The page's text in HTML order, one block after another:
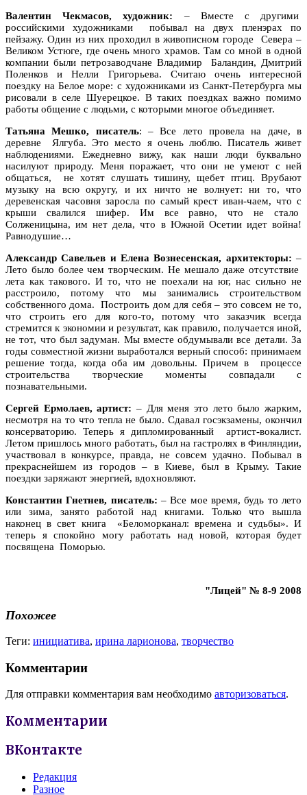
Валентин Чекмасов, художник: – Вместе с другими
российскими художниками побывал на двух пленэрах по
пейзажу. Один из них проходил в живописном городе Севера –
Великом Устюге, где очень много храмов. Там со мной в одной
компании были петрозаводчане Владимир Баландин, Дмитрий
Поленков и Нелли Григорьева. Считаю очень интересной
поездку на Белое море: с художниками из Санкт-Петербурга мы
рисовали в селе Шуерецкое. В таких поездках важно помимо
работы общение с людьми, с которыми многое объединяет.
Татьяна Мешко, писатель: – Все лето провела на даче, в
деревне Ялгуба. Это место я очень люблю. Писатель живет
наблюдениями. Ежедневно вижу, как наши люди буквально
насилуют природу. Меня поражает, что они не умеют с ней
общаться, не хотят слушать тишину, щебет птиц. Врубают
музыку на всю округу, и их ничто не волнует: ни то, что
деревенская часовня заросла по самый крест иван-чаем, что с
крыши свалился шифер. Им все равно, что не стало
Солженицына, им нет дела, что в Южной Осетии идет война!
Равнодушие…
Александр Савельев и Елена Вознесенская, архитекторы: –
Лето было более чем творческим. Не мешало даже отсутствие
лета как такового. И то, что не поехали на юг, нас сильно не
расстроило, потому что мы занимались строительством
собственного дома. Построить дом для себя – это совсем не то,
что строить его для кого-то, потому что заказчик всегда
стремится к экономии и результат, как правило, получается иной,
не тот, что был задуман. Мы вместе обдумывали все детали. За
годы совместной жизни выработался верный способ: принимаем
решение тогда, когда оба им довольны. Причем в процессе
строительства творческие моменты совпадали с
познавательными.
Сергей Ермолаев, артист: – Для меня это лето было жарким,
несмотря на то что тепла не было. Сдавал госэкзамены, окончил
консерваторию. Теперь я дипломированный артист-вокалист.
Летом пришлось много работать, был на гастролях в Финляндии,
участвовал в конкурсе, правда, не совсем удачно. Побывал в
прекраснейшем из городов – в Киеве, был в Крыму. Такие
поездки заряжают энергией, вдохновляют.
Константин Гнетнев, писатель: – Все мое время, будь то лето
или зима, занято работой над книгами. Только что вышла
наконец в свет книга «Беломорканал: времена и судьбы». И
теперь я спокойно могу работать над новой, которая будет
посвящена Поморью.
"Лицей" № 8-9 2008
Похожее
Теги: инициатива, ирина ларионова, творчество
Комментарии
Для отправки комментария вам необходимо авторизоваться.
Комментарии
ВКонтакте
Редакция
Разное